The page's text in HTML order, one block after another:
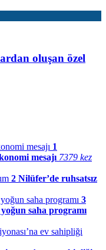
oluşan özel
1
mesajı 7379 kez
2 Nilüfer’de ruhsatsız
3
saha programı